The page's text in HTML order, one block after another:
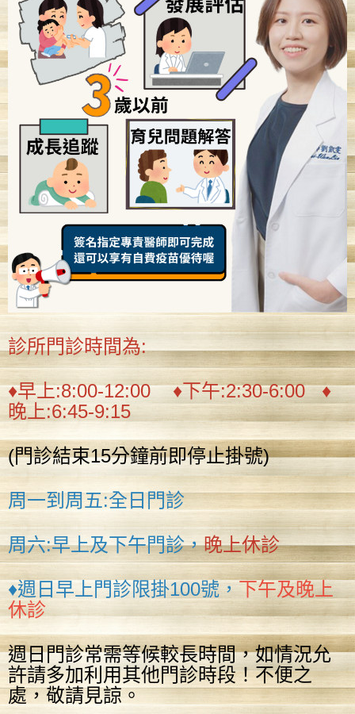
診所門診時間為:
♦早上:8:00-12:00 ♦下午:2:30-6:00 ♦
晚上:6:45-9:15
(門診結束15分鐘前即停止掛號)
周一到周五:全日門診
周六:早上及下午門診，晚上休診
♦週日早上門診限掛100號，下午及晚上
休診
週日門診常需等候較長時間，如情況允
許請多加利用其他門診時段！不便之
處，敬請見諒。